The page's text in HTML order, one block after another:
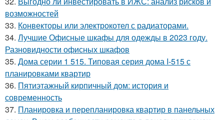
возможностей
33. Конвекторы или электрокотел с радиаторами.
34. Лучшие Офисные шкафы для одежды в 2023 году.
Разновидности офисных шкафов
35. Дома серии 1 515. Типовая серия дома I-515 с
планировками квартир
36. Пятиэтажный кирпичный дом: история и
современность
37. Планировка и перепланировка квартир в панельных